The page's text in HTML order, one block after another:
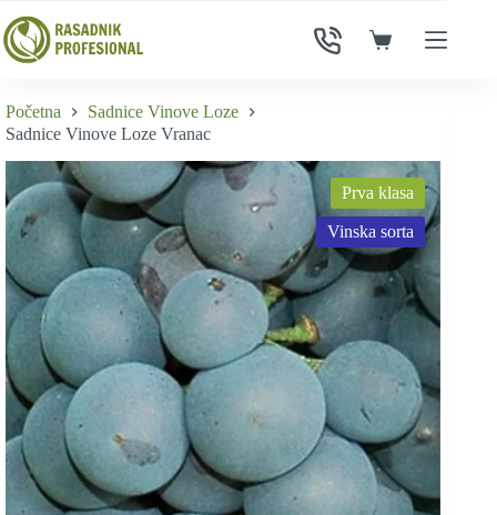
to
content
Shopping
Početna
Sadnice Vinove Loze
Sadnice Vinove Loze Vranac
Prva klasa
Vinska sorta